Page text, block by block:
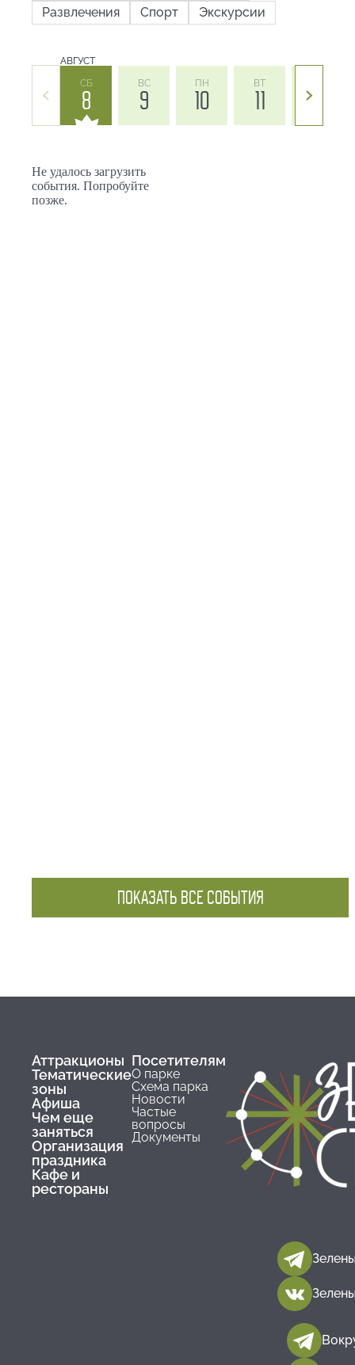
Развлечения
Спорт Экскурсии
АВГУСТ
СБ
8
ВС
9
ПН
10
ВТ
11 12
Не удалось загрузить
события. Попробуйте
позже.
ПОКАЗАТЬ ВСЕ СОБЫТИЯ
Аттракционы
Тематические
зоны
Афиша
Чем еще
заняться
Организация
праздника
Кафе и
рестораны
Посетителям
О парке
Схема парка
Новости
Частые
вопросы
Документы